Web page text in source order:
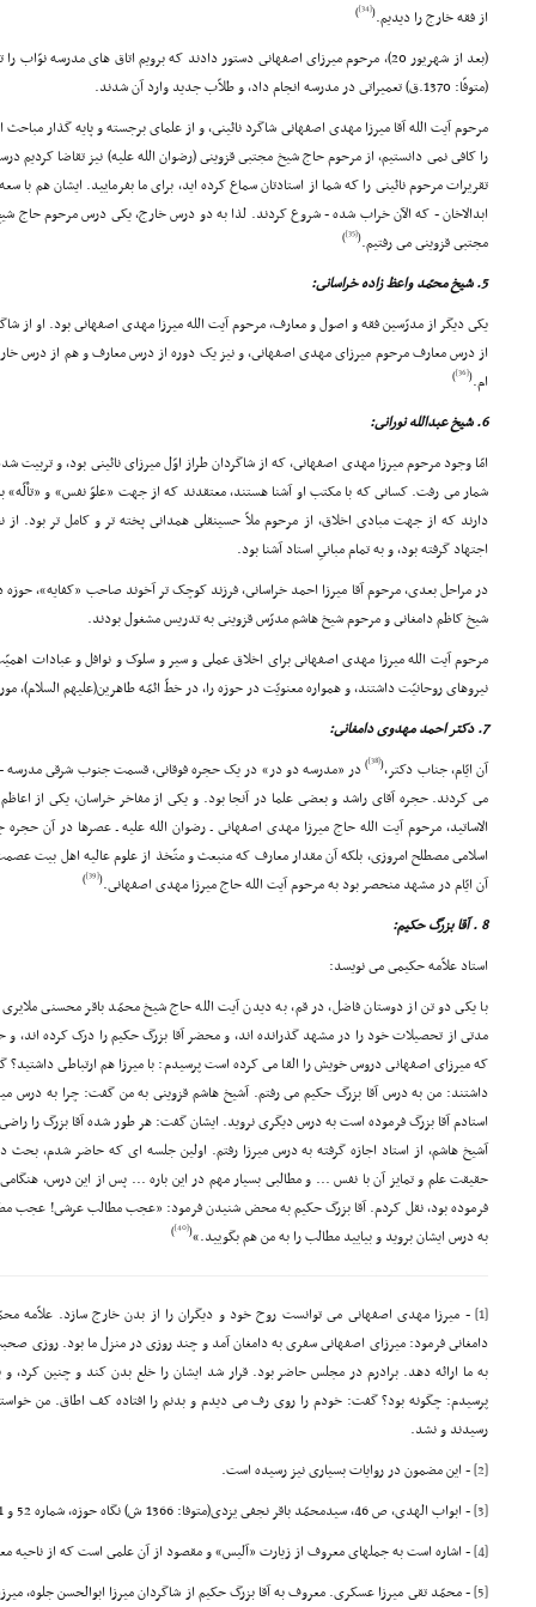
از فقه خارج را دیدیم.(
[34]
)
(بعد از شهریور 20)، مرحوم میرزاى اصفهانى دستور دادند که برویم اتاق هاى مدرسه
(متوفّا: 1370.ق) تعمیراتى در مدرسه انجام داد، و طلاّب جدید وارد آن شدند.
مرحوم آیت الله آقا میرزا مهدى اصفهانى شاگرد نائینى، و از علماى برجسته و پایه گذار
را کافى نمى دانستیم، از مرحوم حاج شیخ مجتبى قزوینى (رضوان الله علیه) نیز تقاضا کردیم
تقریرات مرحوم نائینى را که شما از استادتان سماع کرده اید، براى ما بفرمایید. ایشان هم
ابدالاخان - که الآن خراب شده - شروع کردند. لذا به دو درس خارج، یکى درس مرحوم حاج
مجتبى قزوینى مى رفتیم.(
[35]
)
5. شیخ محمّد واعظ زاده خراسانى:
یکى دیگر از مدرّسین فقه و اصول و معارف، مرحوم آیت الله میرزا مهدى اصفهانى بود. او از
از درس معارف مرحوم میرزاى مهدى اصفهانى، و نیز یک دوره از درس معارف و هم از درس
ام.(
[36]
)
6. شیخ عبدالله نورانى:
امّا وجود مرحوم میرزا مهدى اصفهانى، که از شاگردان طراز اوّل میرزاى نائینى بود، و
شمار مى رفت. کسانى که با مکتب او آشنا هستند، معتقدند که از جهت «علوّ نفس» و «تألّه»
دارند که از جهت مبادى اخلاق، از مرحوم ملاّ حسینقلى همدانى پخته تر و کامل تر بود. از
اجتهاد گرفته بود، و به تمام مبانىِ استاد آشنا بود.
در مراحل بعدى، مرحوم آقا میرزا احمد خراسانى، فرزند کوچک تر آخوند صاحب «کفایه»،
شیخ کاظم دامغانى و مرحوم شیخ هاشم مدرّس قزوینى به تدریس مشغول بودند.
مرحوم آیت الله میرزا مهدى اصفهانى براى اخلاق عملى و سیر و سلوک و نوافل و عبادات
نیروهاى روحانیّت داشتند، و همواره معنویّت در حوزه را، در خطّ ائمّه طاهرین(علیهم السلام)،
7. دکتر احمد مهدوى دامغانى:
آن ایّام، جناب دکتر،(
[38]
)در «مدرسه دو در» در یک حجره فوقانى، قسمت جنوب شرقى مدرسه -
مى کردند. حجره آقاى راشد و بعضى علما در آنجا بود. و یکى از مفاخر خراسان، یکى از اعاظم
الاساتید، مرحوم آیت الله حاج میرزا مهدى اصفهانى ـ رضوان الله علیه ـ عصرها در آن
اسلامى مصطلح امروزى، بلکه آن مقدار معارف که منبعث و متّخذ از علوم عالیه اهل بیت
آن ایّام در مشهد منحصر بود به مرحوم آیت الله حاج میرزا مهدى اصفهانى.(
[39]
)
8 . آقا بزرگ حکیم:
استاد علاّمه حکیمى مى نویسد:
با یکى دو تن از دوستان فاضل، در قم، به دیدن آیت الله حاج شیخ محمّد باقر محسنى
مدتى از تحصیلات خود را در مشهد گذرانده اند، و محضر آقا بزرگ حکیم را درک کرده اند،
که میرزاى اصفهانى دروس خویش را القا مى کرده است پرسیدم: با میرزا هم ارتباطى
داشتند: من به درس آقا بزرگ حکیم مى رفتم. آشیخ هاشم قزوینى به من گفت: چرا به درس
استادم آقا بزرگ فرموده است به درس دیگرى نروید. ایشان گفت: هر طور شده آقا بزرگ را
آشیخ هاشم، از استاد اجازه گرفته به درس میرزا رفتم. اولین جلسه اى که حاضر شدم، بحث
حقیقت علم و تمایز آن با نفس ... و مطالبى بسیار مهم در این باره ... پس از این درس،
فرموده بود، نقل کردم. آقا بزرگ حکیم به محض شنیدن فرمود: «عجب مطالب عرشى! عجب
به درس ایشان بروید و بیایید مطالب را به من هم بگویید.»(
[40]
)
[1] - میرزا مهدى اصفهانى مى توانست روح خود و دیگران را از بدن خارج سازد. علاّمه
دامغانى فرمود: میرزاى اصفهانى سفرى به دامغان آمد و چند روزى در منزل ما بود. روزى
به ما ارائه دهد. برادرم در مجلس حاضر بود. قرار شد ایشان را خلع بدن کند و چنین کرد،
پرسیدم: چگونه بود؟ گفت: خودم را روى رف مى دیدم و بدنم را افتاده کف اطاق. من
رسیدند و نشد.
[2] - این مضمون در روایات بسیارى نیز رسیده است.
[3] - ابواب الهدى، ص 46، سیدمحمّد باقر نجفى یزدى(متوفا: 1366 ش) نگاه حوزه، شماره 52 و 51، ص 122.
[4] - اشاره است به جملهاى معروف از زیارت «آلیس» و مقصود از آن علمى است که از ناحیه
[5] - محمّد تقى میرزا عسکرى. معروف به آقا بزرگ حکیم از شاگردان میرزا ابوالحسن جلوه،